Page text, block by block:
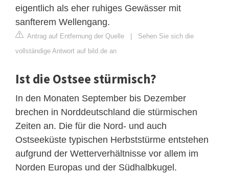
eigentlich als eher ruhiges Gewässer mit
sanfterem Wellengang.
Antrag auf Entfernung der Quelle | Sehen Sie sich die
vollständige Antwort auf bild.de an
Ist die Ostsee stürmisch?
In den Monaten September bis Dezember
brechen in Norddeutschland die stürmischen
Zeiten an. Die für die Nord- und auch
Ostseeküste typischen Herbststürme entstehen
aufgrund der Wetterverhältnisse vor allem im
Norden Europas und der Südhalbkugel.